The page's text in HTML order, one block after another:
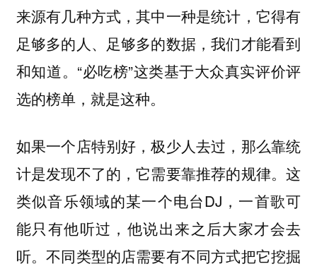
来源有几种方式，其中一种是统计，它得有
足够多的人、足够多的数据，我们才能看到
和知道。“必吃榜”这类基于大众真实评价评
选的榜单，就是这种。
如果一个店特别好，极少人去过，那么靠统
计是发现不了的，它需要靠推荐的规律。这
类似音乐领域的某一个电台DJ，一首歌可
能只有他听过，他说出来之后大家才会去
听。不同类型的店需要有不同方式把它挖掘